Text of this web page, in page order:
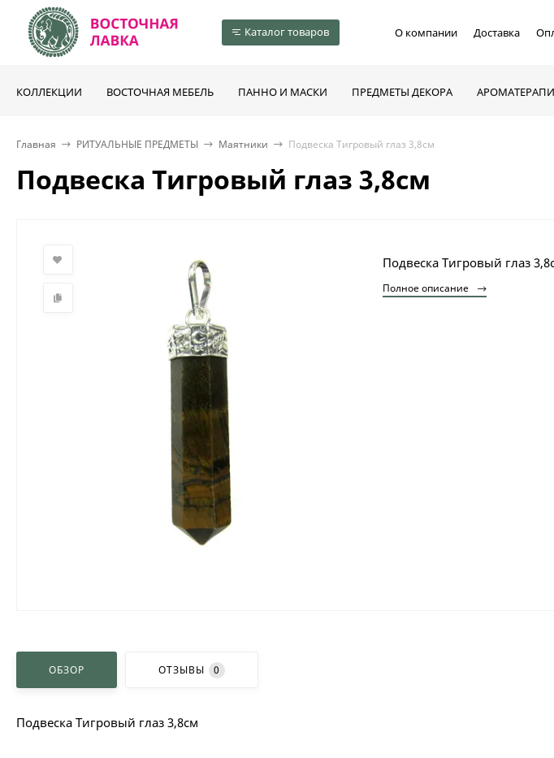
Каталог товаров О компании Доставка
КОЛЛЕКЦИИ ВОСТОЧНАЯ МЕБЕЛЬ ПАННО И МАСКИ ПРЕДМЕТЫ ДЕКОРА
Главная РИТУАЛЬНЫЕ ПРЕДМЕТЫ Маятники Подвеска Тигровый глаз 3,8см
Подвеска Тигровый глаз 3,8см
Подвеска Тигровый глаз
Полное описание
ОБЗОР ОТЗЫВЫ 0
Подвеска Тигровый глаз 3,8см